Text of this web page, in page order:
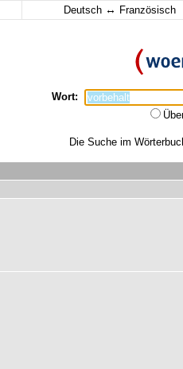
Deutsch ↔ Französisch
Wort:
Die Suche im